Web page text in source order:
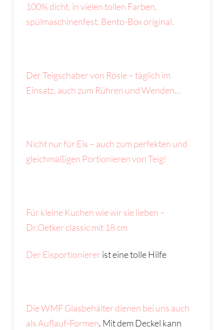
100% dicht, in vielen tollen Farben,
spülmaschinenfest. Bento-Box original.
Der Teigschaber von Rösle – täglich im
Einsatz, auch zum Rühren und Wenden…
Nicht nur für Eis – auch zum perfekten und
gleichmäßigen Portionieren von Teig!
Für kleine Kuchen wie wir sie lieben –
Dr.Oetker classic mit 18 cm
Der Eisportioniererist eine tolle Hilfe
Die WMF Glasbehälter dienen bei uns auch
als Auflauf-Formen. Mit dem Deckel kann